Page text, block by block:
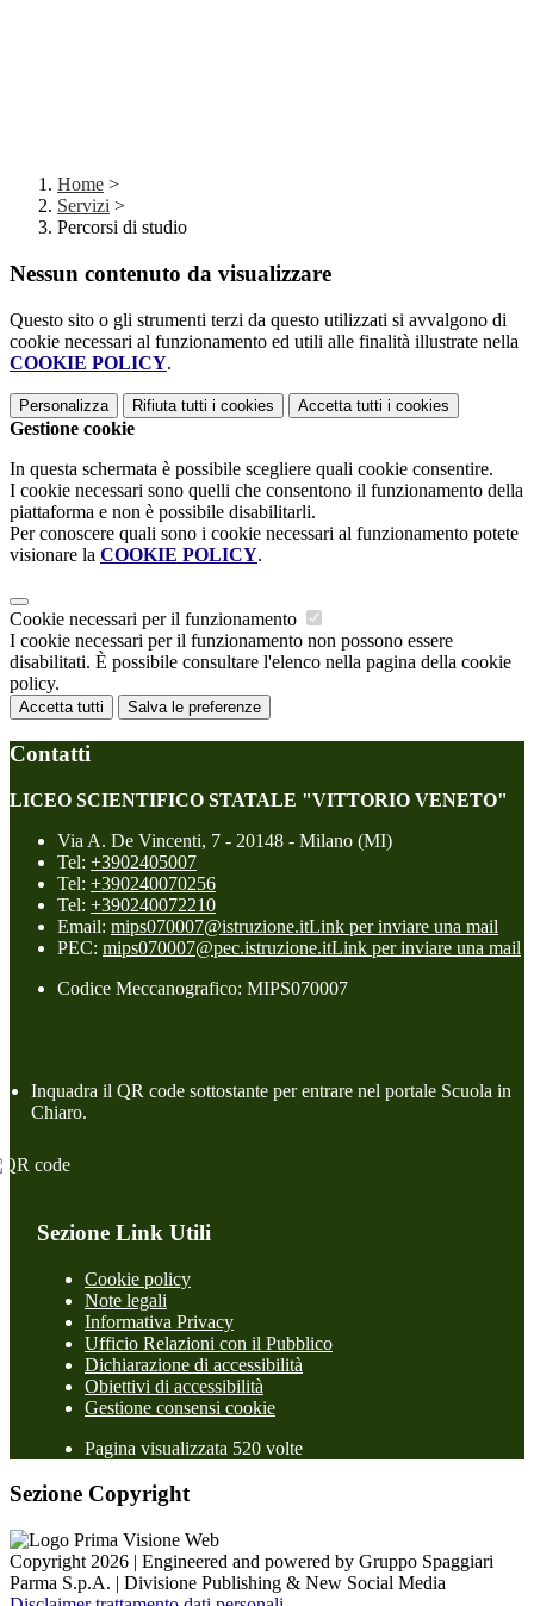
Home >
Servizi >
Percorsi di studio
Nessun contenuto da visualizzare
Questo sito o gli strumenti terzi da questo utilizzati si avvalgono di
cookie necessari al funzionamento ed utili alle finalità illustrate nella
COOKIE POLICY.
Personalizza Rifiuta tutti i cookies Accetta tutti i cookies
Gestione cookie
In questa schermata è possibile scegliere quali cookie consentire.
I cookie necessari sono quelli che consentono il funzionamento della
piattaforma e non è possibile disabilitarli.
Per conoscere quali sono i cookie necessari al funzionamento potete
visionare la COOKIE POLICY.
Cookie necessari per il funzionamento
I cookie necessari per il funzionamento non possono essere
disabilitati. È possibile consultare l'elenco nella pagina della cookie
policy.
Accetta tutti Salva le preferenze
Contatti
LICEO SCIENTIFICO STATALE "VITTORIO VENETO"
Via A. De Vincenti, 7 - 20148 - Milano (MI)
Tel: +3902405007
Tel: +390240070256
Tel: +390240072210
Email: mips070007@istruzione.itLink per inviare una mail
PEC: mips070007@pec.istruzione.itLink per inviare una mail
Codice Meccanografico: MIPS070007
Inquadra il QR code sottostante per entrare nel portale Scuola in
Chiaro.
Sezione Link Utili
Cookie policy
Note legali
Informativa Privacy
Ufficio Relazioni con il Pubblico
Dichiarazione di accessibilità
Obiettivi di accessibilità
Gestione consensi cookie
Pagina visualizzata 520 volte
Sezione Copyright
Copyright 2026 | Engineered and powered by Gruppo Spaggiari
Parma S.p.A. | Divisione Publishing & New Social Media